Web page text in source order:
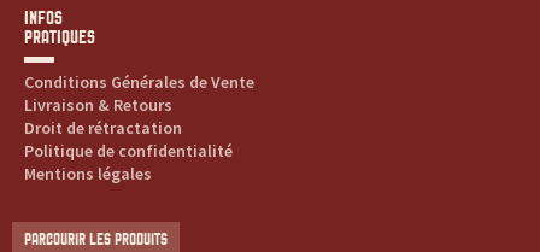
INFOS
PRATIQUES
Conditions Générales de Vente
Livraison & Retours
Droit de rétractation
Politique de confidentialité
Mentions légales
PARCOURIR LES PRODUITS